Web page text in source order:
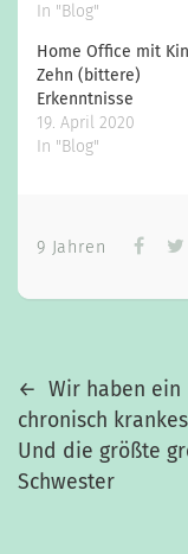
In "Blog"
Home Office mit
Zehn (bittere)
Erkenntnisse
19. April 2020
In "Blog"
9 Jahren
←
Previous
post
Wir haben ein
chronisch
Und die größte
Schwester